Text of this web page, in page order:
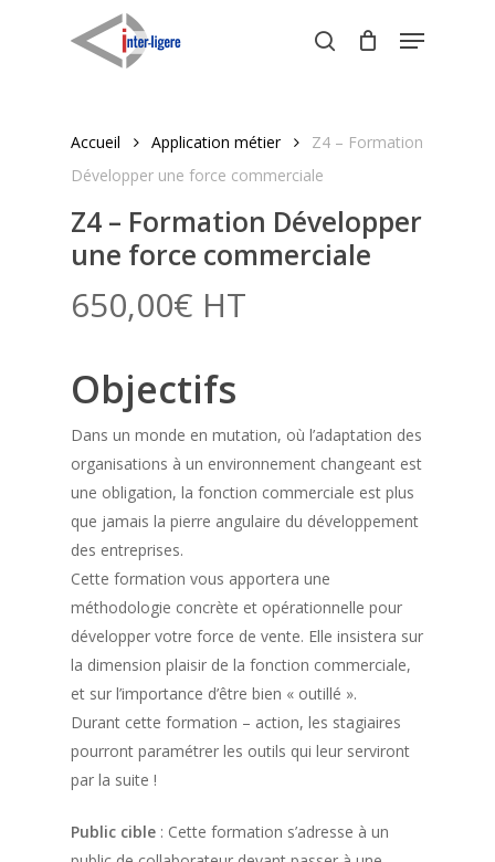
search
Menu
Accueil Application métier
Z4 – Formation
Développer une force commerciale
Z4 – Formation Développer
une force commerciale
650,00€ HT
Objectifs
Dans un monde en mutation, où l’adaptation des
organisations à un environnement changeant est
une obligation, la fonction commerciale est plus
que jamais la pierre angulaire du développement
des entreprises.
Cette formation vous apportera une
méthodologie concrète et opérationnelle pour
développer votre force de vente. Elle insistera sur
la dimension plaisir de la fonction commerciale,
et sur l’importance d’être bien « outillé ».
Durant cette formation – action, les stagiaires
pourront paramétrer les outils qui leur serviront
par la suite !
Public cible : Cette formation s’adresse à un